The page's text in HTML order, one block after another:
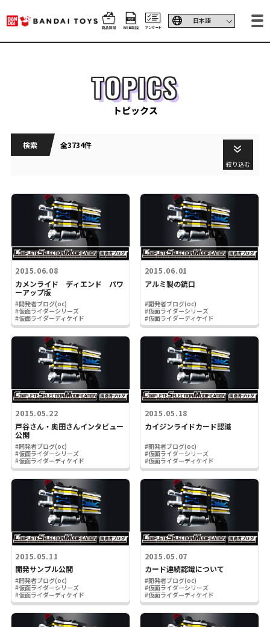
TOPICS
トピックス
検索 全3734件
絞り込む
2015.06.08
カメンライド ディエンド パワ
ーアップ版
#開発者ブログ(oc)
#仮面ライダーシリーズ
#仮面ライダーディケイド
2015.06.01
アルミ製の銃口
#開発者ブログ(oc)
#仮面ライダーシリーズ
#仮面ライダーディケイド
2015.05.22
戸谷さん・奥田さんインタビュー
公開
#開発者ブログ(oc)
#仮面ライダーシリーズ
#仮面ライダーディケイド
2015.05.18
カイジンライドカード認識
#開発者ブログ(oc)
#仮面ライダーシリーズ
#仮面ライダーディケイド
2015.05.11
開発サンプル公開
#開発者ブログ(oc)
#仮面ライダーシリーズ
#仮面ライダーディケイド
2015.05.07
カード連続認識について
#開発者ブログ(oc)
#仮面ライダーシリーズ
#仮面ライダーディケイド